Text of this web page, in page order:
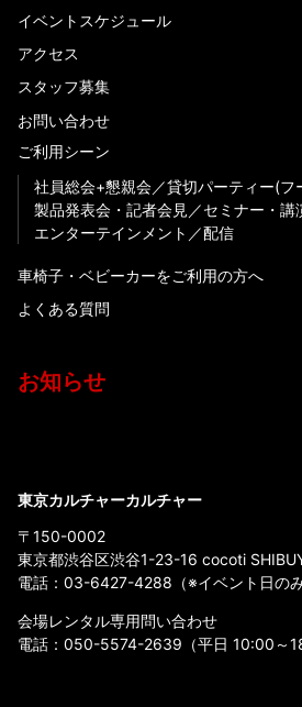
イベントスケジュール
アクセス
スタッフ募集
お問い合わせ
ご利用シーン
社員総会+懇親会
貸切パーティー(フ
製品発表会・記者会見
セミナー・講
エンターテインメント
配信
車椅子・ベビーカーをご利用の方へ
よくある質問
お知らせ
東京カルチャーカルチャー
〒150-0002
東京都渋谷区渋谷1-23-16 cocoti
電話： 03-6427-4288 （※イベント日の
会場レンタル専用問い合わせ
電話： 050-5574-2639 （平日 10:00～